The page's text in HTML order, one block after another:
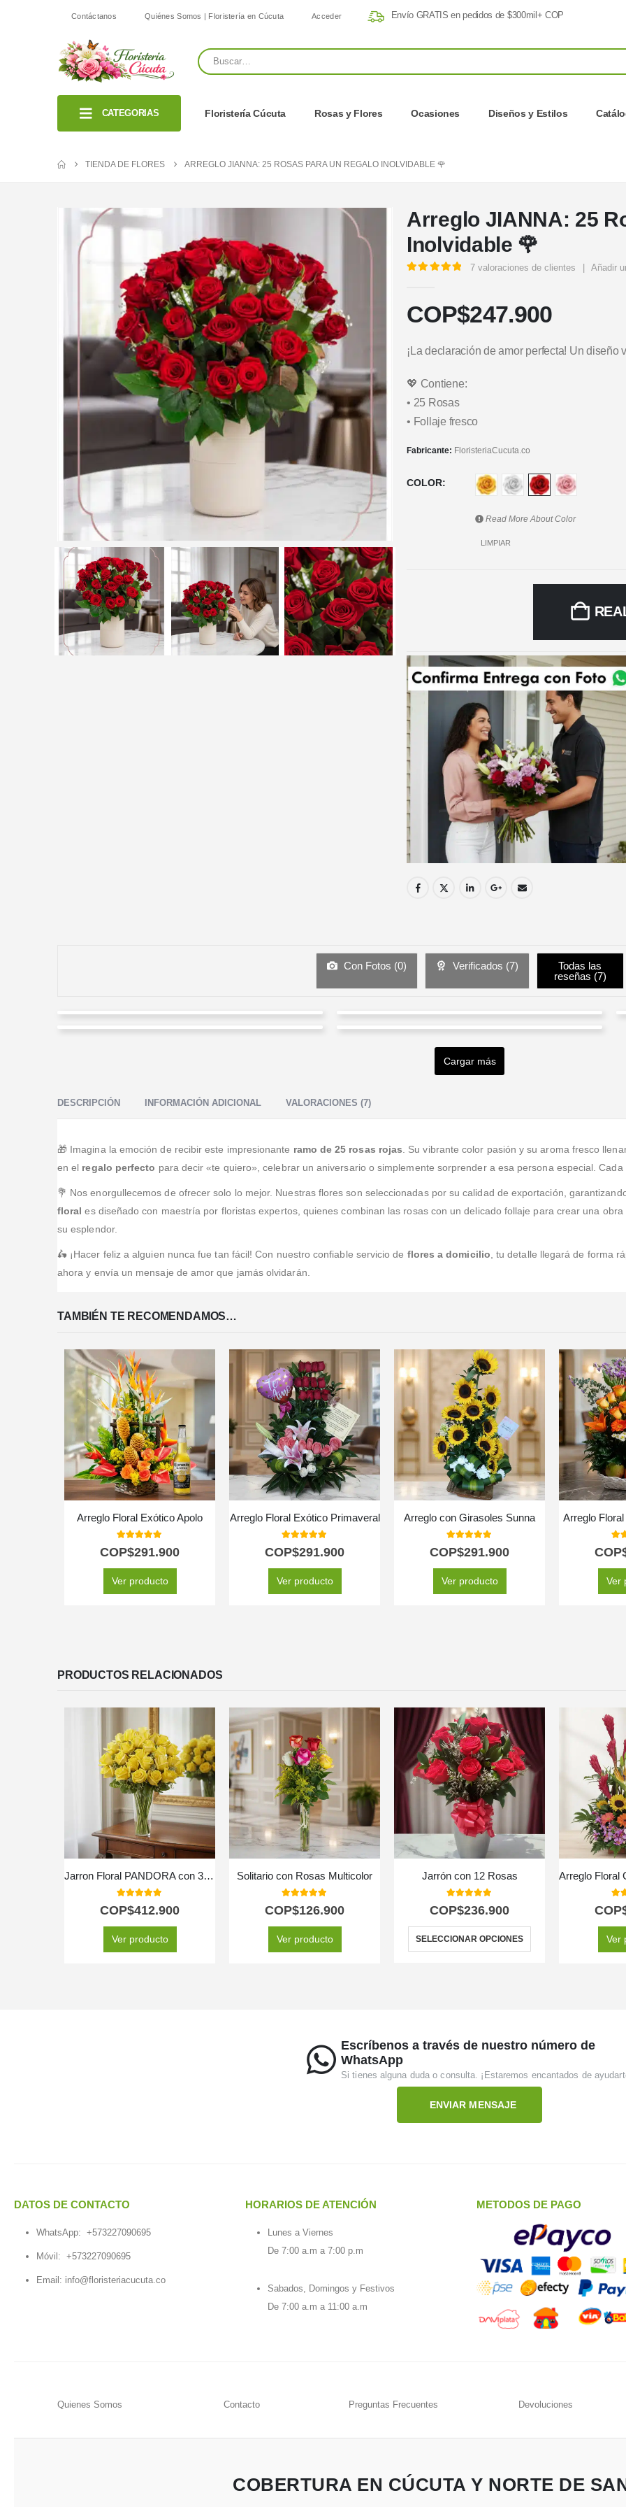
Contáctanos Quiénes Somos | Floristería en Cúcuta Acceder Envío GRATIS en pedidos de $300mil+ COP
CATEGORIAS Floristería Cúcuta Rosas y Flores Ocasiones Diseños y Estilos
TIENDA DE FLORES ARREGLO JIANNA: 25 ROSAS PARA UN REGALO INOLVIDABLE 🌹
Arreglo JIANNA: 25
Inolvidable 🌹
7 valoraciones de clientes Añadir
COP$247.900
¡La declaración de amor perfecta! Un diseño
💖 Contiene:
• 25 Rosas
• Follaje fresco
Fabricante: FloristeriaCucuta.co
COLOR
Read More AboutColor
LIMPIAR
Con Fotos (0) Verificados (7)
Todas las
reseñas (7)
perfecto
Excelente, las mejores flores y los mejores precios
Cargar más
DESCRIPCIÓN INFORMACIÓN ADICIONAL VALORACIONES (7)
🎁 Imagina la emoción de recibir este impresionante ramo de 25 rosas rojas . Su vibrante color pasión y su aroma fresco
en el regalo perfecto para decir «te quiero», celebrar un aniversario o simplemente sorprender a esa persona especial.
💐 Nos enorgullecemos de ofrecer solo lo mejor. Nuestras flores son seleccionadas por su calidad de exportación,
floral es diseñado con maestría por floristas expertos, quienes combinan las rosas con un delicado follaje para crear una
su esplendor.
🛵 ¡Hacer feliz a alguien nunca fue tan fácil! Con nuestro confiable servicio de flores a domicilio , tu detalle llegará de forma
ahora y envía un mensaje de amor que jamás olvidarán.
TAMBIÉN TE RECOMENDAMOS…
Arreglo Floral Exótico Apolo
5.00
COP$291.900
Ver producto
Arreglo Floral Exótico Primaveral
5.00
COP$291.900
Ver producto
Arreglo con Girasoles Sunna
5.00
COP$291.900
Ver producto
Arreglo
5.00
Ver
PRODUCTOS RELACIONADOS
Jarron Floral PANDORA con 36 Rosas de Lujo y Frescura ⚜️
5.00
COP$412.900
Ver producto
Solitario con Rosas Multicolor
5.00
COP$126.900
Ver producto
Jarrón con 12 Rosas
5.00
COP$236.900
SELECCIONAR OPCIONES
5.00
Ver
Escríbenos a través de nuestro número de
WhatsApp
Si tienes alguna duda o consulta. ¡Estaremos encantados de
ENVIAR MENSAJE
DATOS DE CONTACTO
WhatsApp: +573227090695
Móvil: +573227090695
Email: info@floristeriacucuta.co
HORARIOS DE ATENCIÓN
Lunes a Viernes
De 7:00 a.m a 7:00 p.m
Sabados, Domingos y Festivos
De 7:00 a.m a 11:00 a.m
METODOS DE PAGO
Quienes Somos Contacto Preguntas Frecuentes Devoluciones
COBERTURA EN CÚCUTA Y NORTE DE